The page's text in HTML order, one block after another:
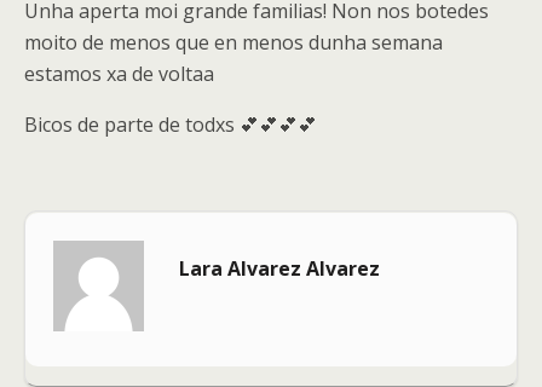
Unha aperta moi grande familias! Non nos botedes
moito de menos que en menos dunha semana
estamos xa de voltaa
Bicos de parte de todxs 💕💕💕💕
Lara Alvarez Alvarez